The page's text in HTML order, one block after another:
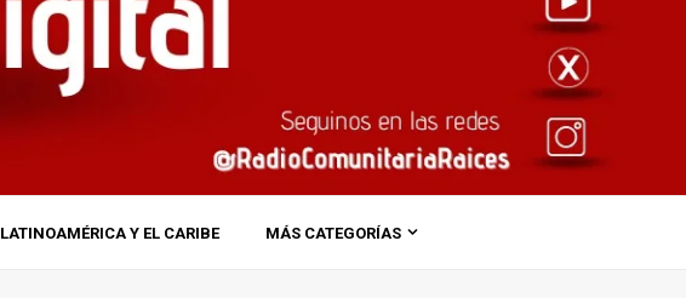
LATINOAMÉRICA Y EL CARIBE MÁS CATEGORÍAS